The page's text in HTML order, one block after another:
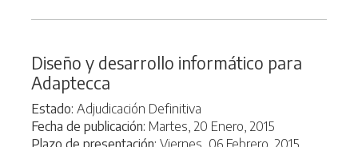
para
organización
del
Foro
de
Diseño y desarrollo informático para
Adaptecca
Estado Adjudicación Definitiva
Fecha de publicación Martes, 20 Enero, 2015